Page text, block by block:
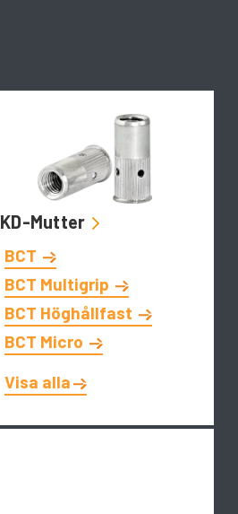
KD-Mutter
BCT
BCT Multigrip
BCT Höghållfast
BCT Micro
Visa alla